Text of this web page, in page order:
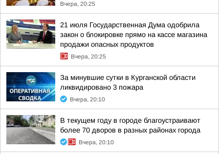
Вчера, 20:25
21 июля Государственная Дума одобрила
закон о блокировке прямо на кассе магазина
продажи опасных продуктов
Вчера, 20:25
За минувшие сутки в Курганской области
ликвидировано 3 пожара
Вчера, 20:10
В текущем году в городе благоустраивают
более 70 дворов в разных районах города
Вчера, 20:10